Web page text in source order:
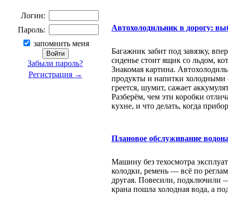
Логин:
Пароль:
запомнить меня
Забыли пароль?
Регистрация →
Автохолодильник в дорогу:
Багажник забит под завязку,
сиденье стоит ящик со льдом,
Знакомая картина.
продукты и напитки холодными
греется, шумит, сажает
Разберём, чем эти коробки
кухне, и что делать, когда
Плановое обслуживание
Машину без техосмотра
колодки, ремень — всё по
другая. Повесили, подключили
крана пошла холодная вода, а